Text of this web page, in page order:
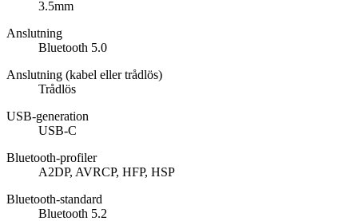
3.5mm
Anslutning
Bluetooth 5.0
Anslutning (kabel eller trådlös)
Trådlös
USB-generation
USB-C
Bluetooth-profiler
A2DP, AVRCP, HFP, HSP
Bluetooth-standard
Bluetooth 5.2